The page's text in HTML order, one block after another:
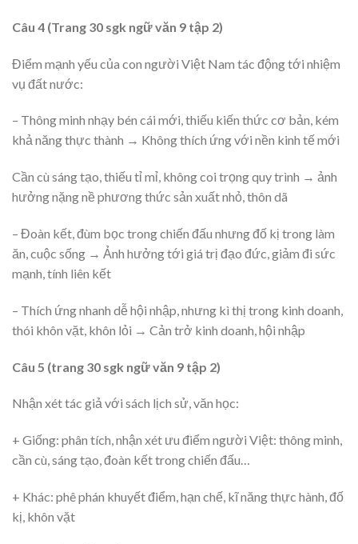
Câu 4 (Trang 30 sgk ngữ văn 9 tập 2)
Điểm mạnh yếu của con người Việt Nam tác động tới nhiệm
vụ đất nước:
– Thông minh nhạy bén cái mới, thiếu kiến thức cơ bản, kém
khả năng thực thành → Không thích ứng với nền kinh tế mới
Cần cù sáng tạo, thiếu tỉ mỉ, không coi trọng quy trình → ảnh
hưởng nặng nề phương thức sản xuất nhỏ, thôn dã
– Đoàn kết, đùm bọc trong chiến đấu nhưng đố kị trong làm
ăn, cuộc sống → Ảnh hưởng tới giá trị đạo đức, giảm đi sức
mạnh, tính liên kết
– Thích ứng nhanh dễ hội nhập, nhưng kì thị trong kinh doanh,
thói khôn vặt, khôn lỏi → Cản trở kinh doanh, hội nhập
Câu 5 (trang 30 sgk ngữ văn 9 tập 2)
Nhận xét tác giả với sách lịch sử, văn học:
+ Giống: phân tích, nhận xét ưu điểm người Việt: thông minh,
cần cù, sáng tạo, đoàn kết trong chiến đấu…
+ Khác: phê phán khuyết điểm, hạn chế, kĩ năng thực hành, đố
kị, khôn vặt